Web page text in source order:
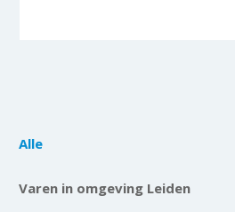
Alle
Varen in omgeving Leiden